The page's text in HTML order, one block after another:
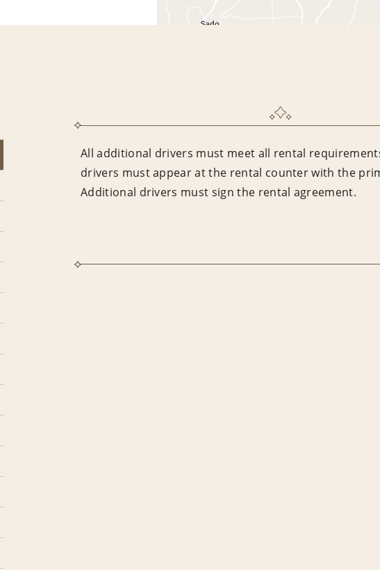
All additional drivers must meet all rental
drivers must appear at the rental counter with the
Additional drivers must sign the rental agreement.